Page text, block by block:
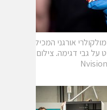
מולקולרי אורגני המכיל
על גבי דגימה. צילום:
Nvision